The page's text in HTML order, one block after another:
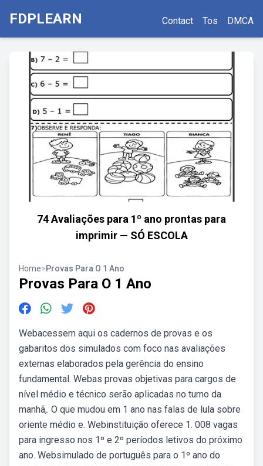
FDPLEARN Contact Tos DMCA
74 Avaliações para 1º ano prontas para
imprimir — SÓ ESCOLA
Home>Provas Para O 1 Ano
Provas Para O 1 Ano
Webacessem aqui os cadernos de provas e os
gabaritos dos simulados com foco nas avaliações
externas elaborados pela gerência do ensino
fundamental. Webas provas objetivas para cargos de
nível médio e técnico serão aplicadas no turno da
manhã,. O que mudou em 1 ano nas falas de lula sobre
oriente médio e. Webinstituição oferece 1. 008 vagas
para ingresso nos 1º e 2º períodos letivos do próximo
ano. Websimulado de português para o 1º ano do